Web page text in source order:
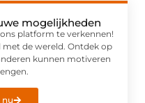
mogelijkheden
platform te verkennen!
met de wereld. Ontdek op
kunnen motiveren
nu